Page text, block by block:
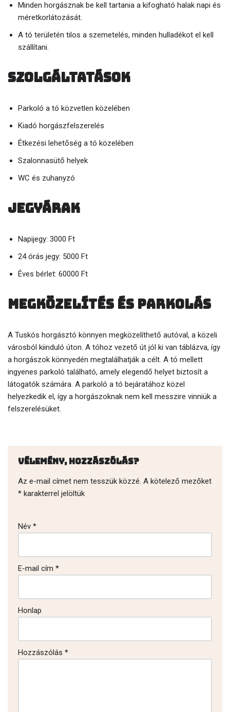
Minden horgásznak be kell tartania a kifogható halak napi és
méretkorlátozását.
A tó területén tilos a szemetelés, minden hulladékot el kell
szállítani.
Szolgáltatások
Parkoló a tó közvetlen közelében
Kiadó horgászfelszerelés
Étkezési lehetőség a tó közelében
Szalonnasütő helyek
WC és zuhanyzó
Jegyárak
Napijegy: 3000 Ft
24 órás jegy: 5000 Ft
Éves bérlet: 60000 Ft
Megközelítés és parkolás
A Tuskós horgásztó könnyen megközelíthető autóval, a közeli
városból kiinduló úton. A tóhoz vezető út jól ki van táblázva, így
a horgászok könnyedén megtalálhatják a célt. A tó mellett
ingyenes parkoló található, amely elegendő helyet biztosít a
látogatók számára. A parkoló a tó bejáratához közel
helyezkedik el, így a horgászoknak nem kell messzire vinniük a
felszerelésüket.
Vélemény, hozzászólás?
Az e-mail címet nem tesszük közzé. A kötelező mezőket
* karakterrel jelöltük
Név *
E-mail cím *
Honlap
Hozzászólás *